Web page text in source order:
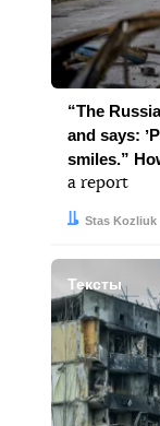
“The
and says:
smiles.”
a report
Автор:
Stas Kozliuk
Дата:
Тексты